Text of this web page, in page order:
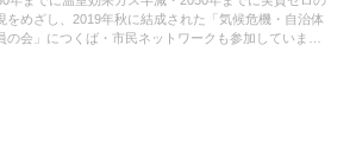
をめざし、2019年秋に結成された「気候危機・自治体
の会」につくば・市民ネットワークも参加していま